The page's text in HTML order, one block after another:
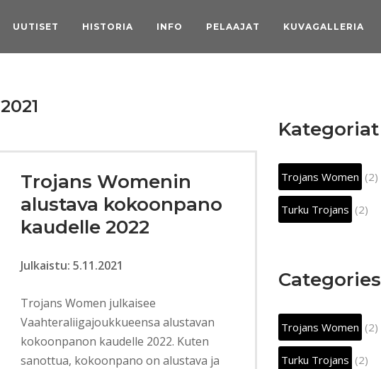
UUTISET HISTORIA INFO PELAAJAT KUVAGALLERIA
2021
Trojans Womenin
alustava kokoonpano
kaudelle 2022
Julkaistu: 5.11.2021
Trojans Women julkaisee
Vaahteraliigajoukkueensa alustavan
kokoonpanon kaudelle 2022. Kuten
sanottua, kokoonpano on alustava ja
Kategoriat
Trojans Women (2)
Turku Trojans (2)
Categories
Trojans Women (2)
Turku Trojans (2)